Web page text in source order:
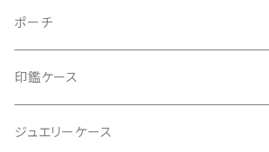
2Wayクラッチバッグ＆ハンドバッグ
ハンドバッグ・ショルダーバッグ
スマホショルダー、サコッシュ
ポーチ
コロンとした大容量コスメポーチ
ミニポーチ
印鑑ケース
ジュエリーケース